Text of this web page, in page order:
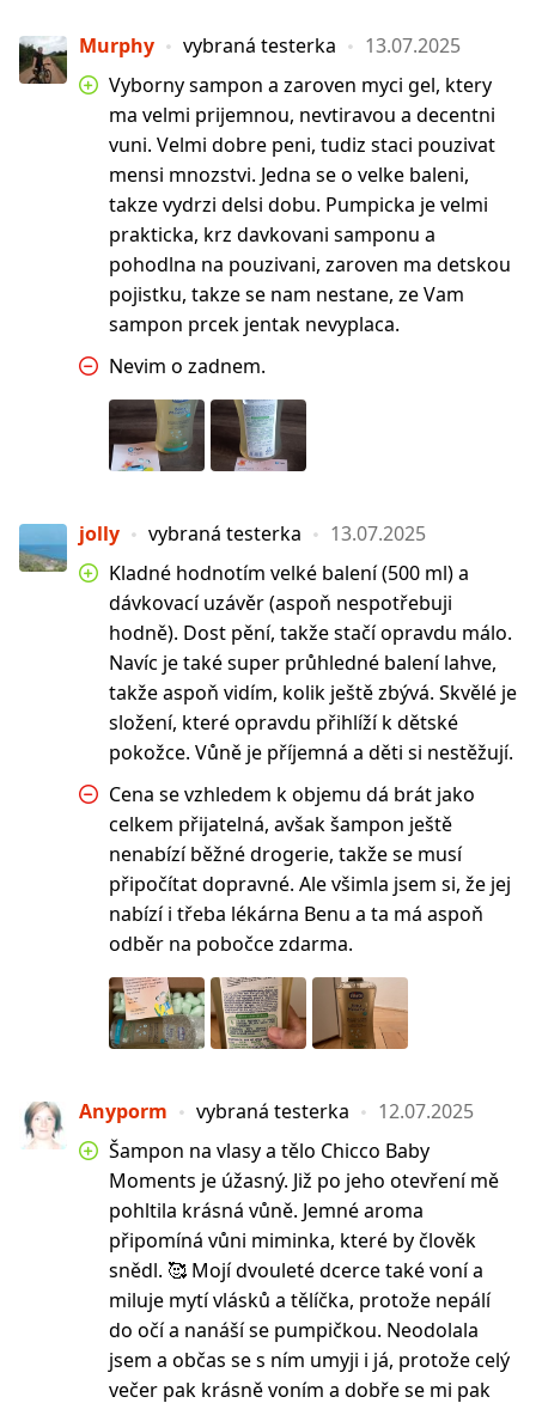
Murphy vybraná testerka
13.07.2025
Vyborny sampon a zaroven myci gel, ktery
ma velmi prijemnou, nevtiravou a decentni
vuni. Velmi dobre peni, tudiz staci pouzivat
mensi mnozstvi. Jedna se o velke baleni,
takze vydrzi delsi dobu. Pumpicka je velmi
prakticka, krz davkovani samponu a
pohodlna na pouzivani, zaroven ma detskou
pojistku, takze se nam nestane, ze Vam
sampon prcek jentak nevyplaca.
Nevim o zadnem.
jolly vybraná testerka
13.07.2025
Kladné hodnotím velké balení (500 ml) a
dávkovací uzávěr (aspoň nespotřebuji
hodně). Dost pění, takže stačí opravdu málo.
Navíc je také super průhledné balení lahve,
takže aspoň vidím, kolik ještě zbývá. Skvělé je
složení, které opravdu přihlíží k dětské
pokožce. Vůně je příjemná a děti si nestěžují.
Cena se vzhledem k objemu dá brát jako
celkem přijatelná, avšak šampon ještě
nenabízí běžné drogerie, takže se musí
připočítat dopravné. Ale všimla jsem si, že jej
nabízí i třeba lékárna Benu a ta má aspoň
odběr na pobočce zdarma.
Anyporm vybraná testerka
12.07.2025
Šampon na vlasy a tělo Chicco Baby
Moments je úžasný. Již po jeho otevření mě
pohltila krásná vůně. Jemné aroma
připomíná vůni miminka, které by člověk
snědl. 🥰 Mojí dvouleté dcerce také voní a
miluje mytí vlásků a tělíčka, protože nepálí
do očí a nanáší se pumpičkou. Neodolala
jsem a občas se s ním umyji i já, protože celý
večer pak krásně voním a dobře se mi pak